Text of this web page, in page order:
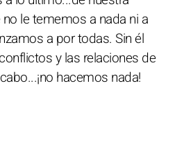
le tememos a nada ni a
a por todas. Sin él
y las relaciones de
hacemos nada!